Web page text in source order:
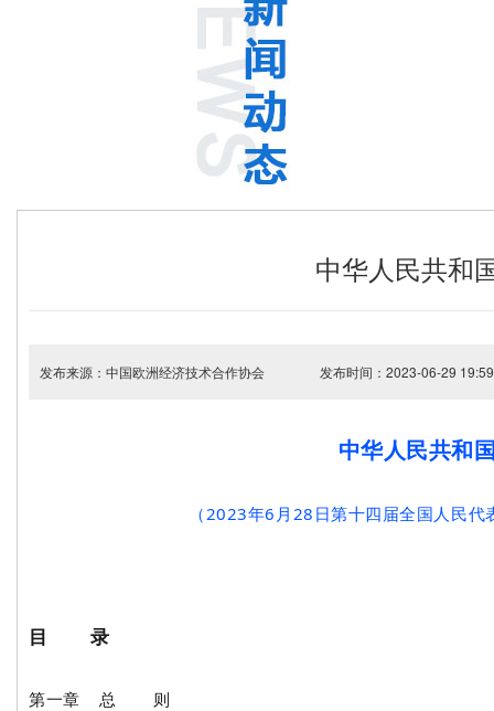
中华人民共和
发布来源：中国欧洲经济技术合作协会 发布时间：2023-06-29
中华人民共和
（2023年6月28日第十四届全国人民
目 录
第一章 总 则